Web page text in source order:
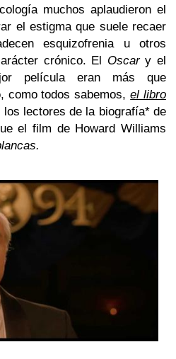
muchos aplaudieron el
el estigma que suele recaer
esquizofrenia u otros
crónico. El Oscary el
película eran más que
como todos sabemos,el libro
los lectores de la biografía* de
el film de Howard Williams